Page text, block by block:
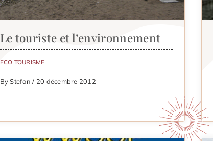
Le touriste et l’environnement
ECO TOURISME
By Stefan / 20 décembre 2012